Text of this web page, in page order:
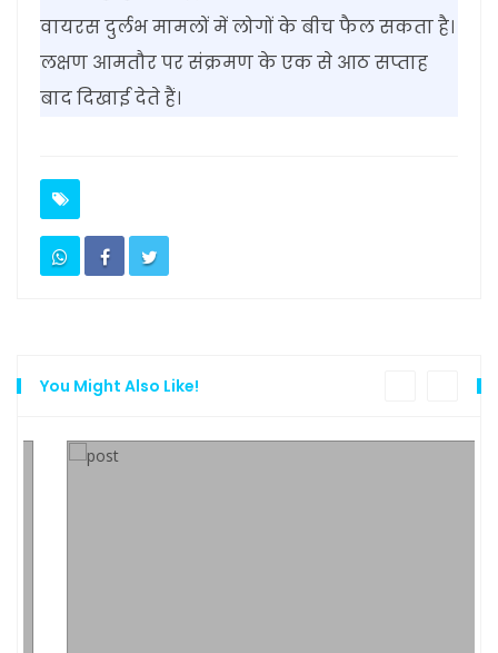
वायरस दुर्लभ मामलों में लोगों के बीच फैल सकता है।
लक्षण आमतौर पर संक्रमण के एक से आठ सप्ताह
बाद दिखाई देते हैं।
You Might Also Like!